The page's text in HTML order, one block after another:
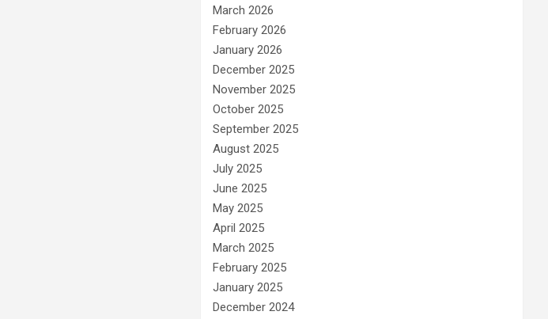
March 2026
February 2026
January 2026
December 2025
November 2025
October 2025
September 2025
August 2025
July 2025
June 2025
May 2025
April 2025
March 2025
February 2025
January 2025
December 2024